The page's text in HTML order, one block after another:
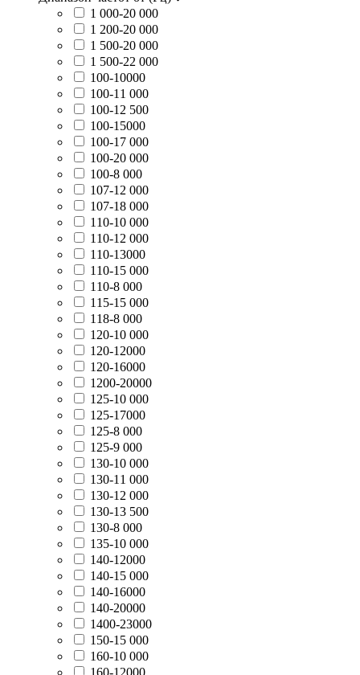
1 000-20 000
1 200-20 000
1 500-20 000
1 500-22 000
100-10000
100-11 000
100-12 500
100-15000
100-17 000
100-20 000
100-8 000
107-12 000
107-18 000
110-10 000
110-12 000
110-13000
110-15 000
110-8 000
115-15 000
118-8 000
120-10 000
120-12000
120-16000
1200-20000
125-10 000
125-17000
125-8 000
125-9 000
130-10 000
130-11 000
130-12 000
130-13 500
130-8 000
135-10 000
140-12000
140-15 000
140-16000
140-20000
1400-23000
150-15 000
160-10 000